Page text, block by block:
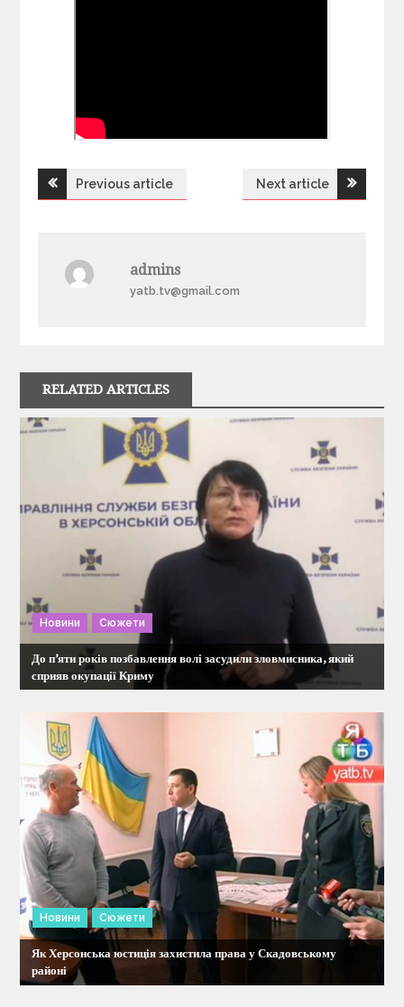
Н
г
а
і
з
а
п
и
с
і
в
Previous article Next article
admins
yatb.tv@gmail.com
RELATED ARTICLES
Новини Сюжети
До п’яти років позбавлення волі засудили зловмисника, який
сприяв окупації Криму
Новини Сюжети
Як Херсонська юстиція захистила права у Скадовському
районі